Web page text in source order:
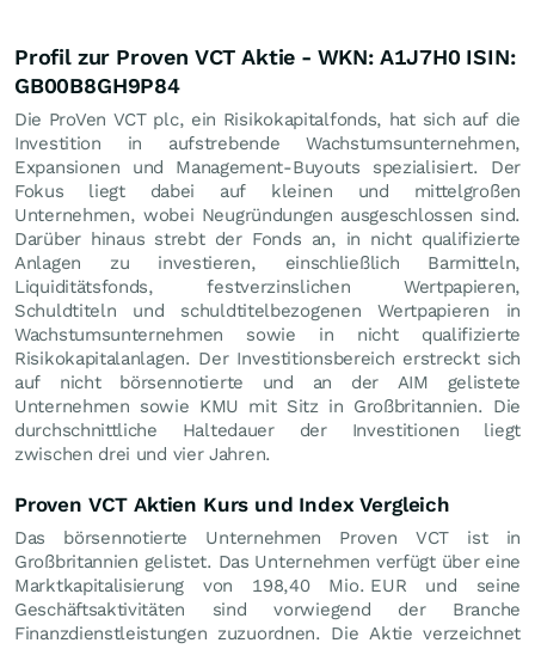
Profil zur Proven VCT Aktie - WKN: A1J7H0 ISIN:
GB00B8GH9P84
Die ProVen VCT plc, ein Risikokapitalfonds, hat sich auf die
Investition in aufstrebende Wachstumsunternehmen,
Expansionen und Management-Buyouts spezialisiert. Der
Fokus liegt dabei auf kleinen und mittelgroßen
Unternehmen, wobei Neugründungen ausgeschlossen sind.
Darüber hinaus strebt der Fonds an, in nicht qualifizierte
Anlagen zu investieren, einschließlich Barmitteln,
Liquiditätsfonds, festverzinslichen Wertpapieren,
Schuldtiteln und schuldtitelbezogenen Wertpapieren in
Wachstumsunternehmen sowie in nicht qualifizierte
Risikokapitalanlagen. Der Investitionsbereich erstreckt sich
auf nicht börsennotierte und an der AIM gelistete
Unternehmen sowie KMU mit Sitz in Großbritannien. Die
durchschnittliche Haltedauer der Investitionen liegt
zwischen drei und vier Jahren.
Proven VCT Aktien Kurs und Index Vergleich
Das börsennotierte Unternehmen Proven VCT ist in
Großbritannien gelistet. Das Unternehmen verfügt über eine
Marktkapitalisierung von 198,40 Mio. EUR und seine
Geschäftsaktivitäten sind vorwiegend der Branche
Finanzdienstleistungen zuzuordnen. Die Aktie verzeichnet